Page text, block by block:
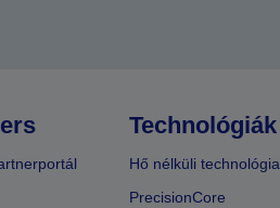
Technológiák
Hő nélküli technológia
PrecisionCore